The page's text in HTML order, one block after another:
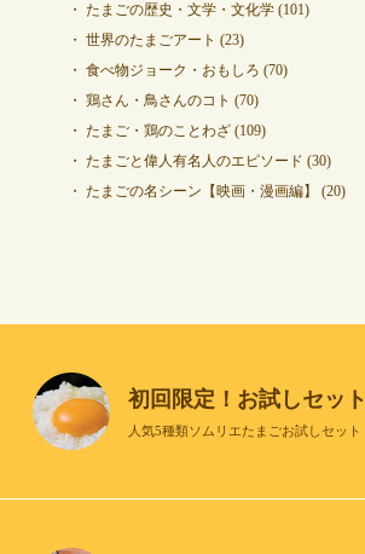
たまごの歴史・文学・文化学(101)
世界のたまごアート (23)
食べ物ジョーク・おもしろ (70)
鶏さん・鳥さんのコト (70)
たまご・鶏のことわざ(109)
たまごと偉人有名人のエピソード (30)
たまごの名シーン【映画・漫画編】
(20)
初回限定！お試しセット
人気5種類ソムリエたまごお試しセット